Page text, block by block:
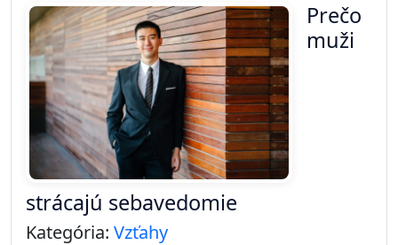
Prečo
muži
strácajú sebavedomie
Kategória: Vzťahy